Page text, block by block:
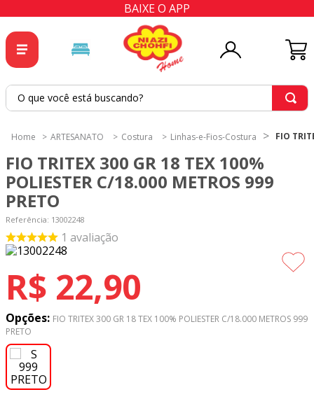
BAIXE O APP
O que você está buscando?
ARTESANATO Costura Linhas-e-Fios-Costura FIO
FIO TRITEX 300 GR 18 TEX 100%
POLIESTER C/18.000 METROS 999
PRETO
Referência: 13002248
1 avaliação
R$ 22,90
Opções: FIO TRITEX 300 GR 18 TEX 100% POLIESTER C/18.000 METROS 999
PRETO
2º
tapete
3º
cortina
4º
tapetes
5º
tecido percal
7º
percal
8º
tricoline digital
9º
tecido oxford
10º